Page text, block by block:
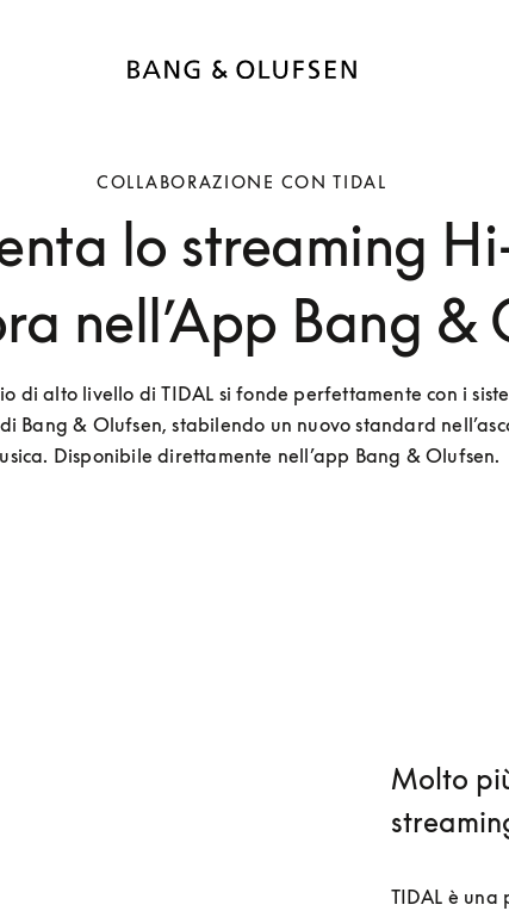
COLLABORAZIONE CON TIDAL
lo streaming
nell’App Bang &
di alto livello di TIDAL si fonde perfettamente con i
Bang & Olufsen, stabilendo un nuovo standard
Disponibile direttamente nell’app Bang & Olufsen.
Molto
TIDAL è una